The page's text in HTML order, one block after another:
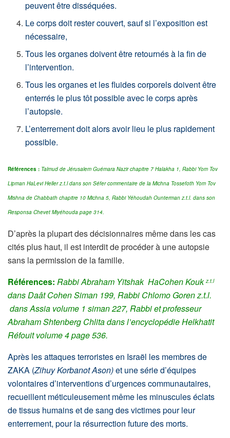
peuvent être disséquées.
Le corps doit rester couvert, sauf si l’exposition est
nécessaire,
Tous les organes doivent être retournés à la fin de
l’intervention.
Tous les organes et les fluides corporels doivent être
enterrés le plus tôt possible avec le corps après
l’autopsie.
L’enterrement doit alors avoir lieu le plus rapidement
possible.
Références : Talmud de Jérusalem Guémara Nazir chapitre 7 Halakha 1, Rabbi Yom Tov
Lipman HaLevi Heller z.t.l dans son Séfer commentaire de la Michna Tossefoth Yom Tov
Mishna de Chabbath chapitre 10 Michna 5, Rabbi Yéhoudah Ounterman z.t.l. dans son
Responsa Chevet Miyéhouda page 314.
D’après la plupart des décisionnaires même dans les cas
cités plus haut, il est interdit de procéder à une autopsie
sans la permission de la famille.
Références: Rabbi Abraham Yitshak HaCohen Kouk z.t.l
dans Daât Cohen Siman 199, Rabbi Chlomo Goren z.t.l.
dans Assia volume 1 siman 227, Rabbi et professeur
Abraham Shtenberg Chlita dans l’encyclopédie Helkhatit
Réfouit volume 4 page 536.
Après les attaques terroristes en Israël les membres de
ZAKA (Zihuy Korbanot Ason)et une série d’équipes
volontaires d’interventions d’urgences communautaires,
recueillent méticuleusement même les minuscules éclats
de tissus humains et de sang des victimes pour leur
enterrement, pour la résurrection future des morts.